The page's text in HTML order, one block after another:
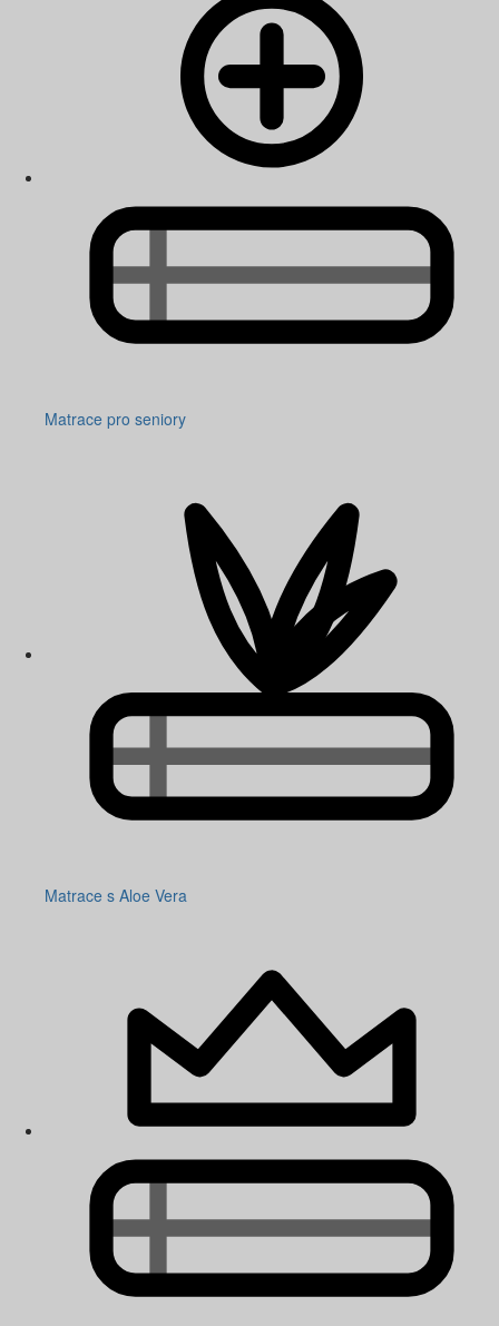
Matrace pro seniory
Matrace s Aloe Vera